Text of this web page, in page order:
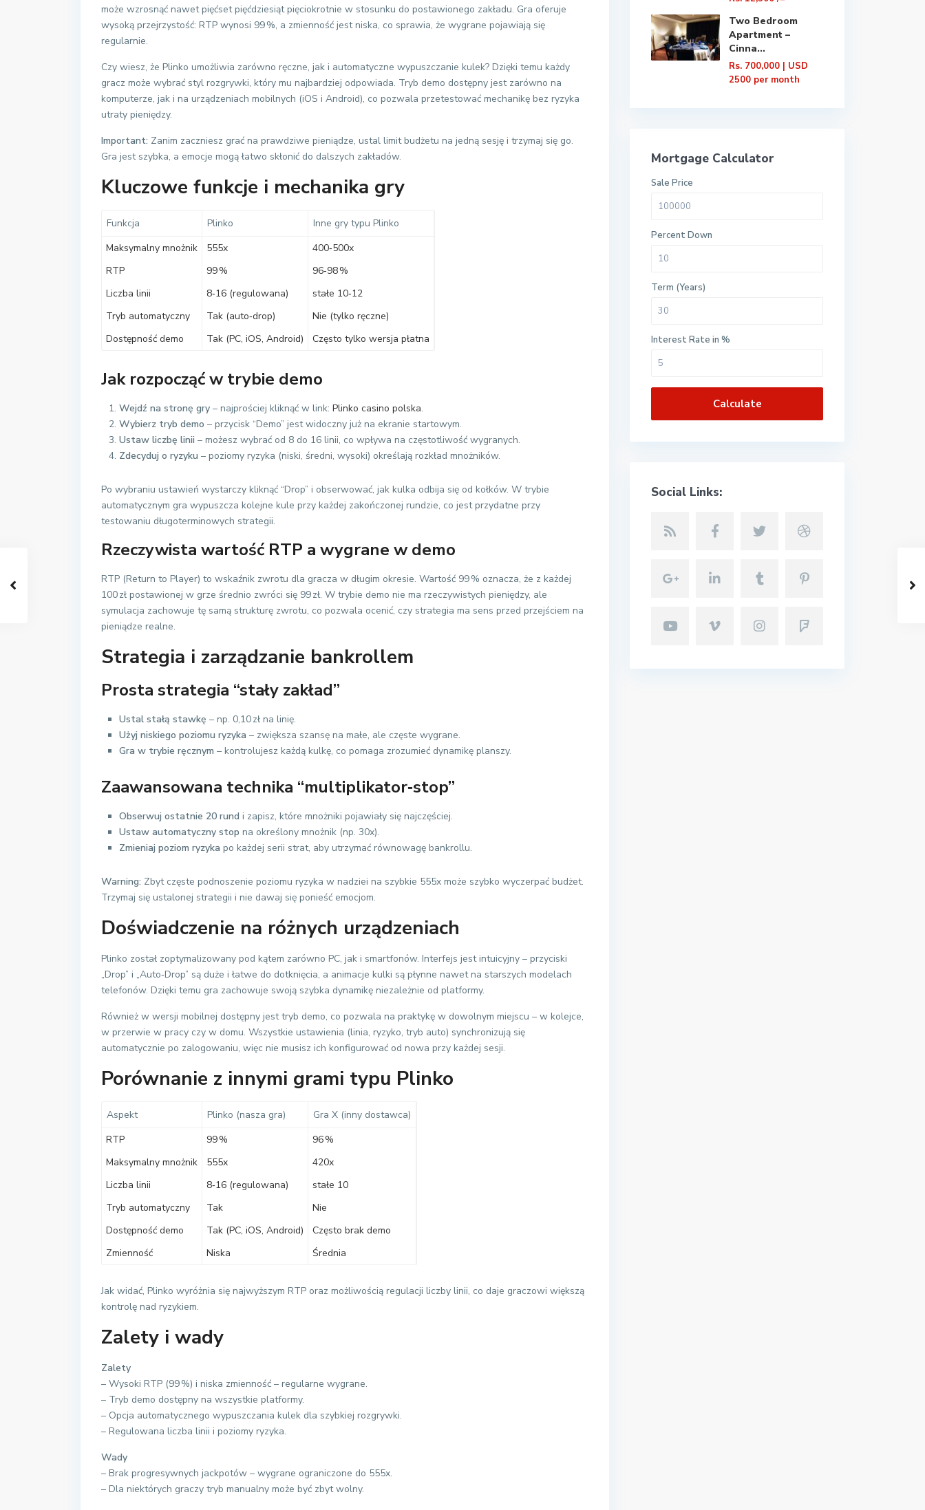
może wzrosnąć nawet pięćset pięćdziesiąt pięciokrotnie w stosunku do postawionego zakładu. Gra oferuje
wysoką przejrzystość: RTP wynosi 99 %, a zmienność jest niska, co sprawia, że wygrane pojawiają się
regularnie.
Czy wiesz, że Plinko umożliwia zarówno ręczne, jak i automatyczne wypuszczanie kulek? Dzięki temu każdy
gracz może wybrać styl rozgrywki, który mu najbardziej odpowiada. Tryb demo dostępny jest zarówno na
komputerze, jak i na urządzeniach mobilnych (iOS i Android), co pozwala przetestować mechanikę bez ryzyka
utraty pieniędzy.
Important: Zanim zaczniesz grać na prawdziwe pieniądze, ustal limit budżetu na jedną sesję i trzymaj się go.
Gra jest szybka, a emocje mogą łatwo skłonić do dalszych zakładów.
Kluczowe funkcje i mechanika gry
Funkcja Plinko
Inne gry typu Plinko
Maksymalny mnożnik
555x
400‑500x
RTP
99 %
96‑98 %
Liczba linii
8‑16 (regulowana)
stałe 10‑12
Tryb automatyczny
Tak (auto‑drop)
Nie (tylko ręczne)
Dostępność demo
Tak (PC, iOS, Android) Często tylko wersja płatna
Jak rozpocząć w trybie demo
Wejdź na stronę gry – najprościej kliknąć w link: Plinko casino polska.
Wybierz tryb demo – przycisk “Demo” jest widoczny już na ekranie startowym.
Ustaw liczbę linii – możesz wybrać od 8 do 16 linii, co wpływa na częstotliwość wygranych.
Zdecyduj o ryzyku – poziomy ryzyka (niski, średni, wysoki) określają rozkład mnożników.
Po wybraniu ustawień wystarczy kliknąć “Drop” i obserwować, jak kulka odbija się od kołków. W trybie
automatycznym gra wypuszcza kolejne kule przy każdej zakończonej rundzie, co jest przydatne przy
testowaniu długoterminowych strategii.
Rzeczywista wartość RTP a wygrane w demo
RTP (Return to Player) to wskaźnik zwrotu dla gracza w długim okresie. Wartość 99 % oznacza, że z każdej
100 zł postawionej w grze średnio zwróci się 99 zł. W trybie demo nie ma rzeczywistych pieniędzy, ale
symulacja zachowuje tę samą strukturę zwrotu, co pozwala ocenić, czy strategia ma sens przed przejściem na
pieniądze realne.
Strategia i zarządzanie bankrollem
Prosta strategia “stały zakład”
Ustal stałą stawkę – np. 0,10 zł na linię.
Użyj niskiego poziomu ryzyka – zwiększa szansę na małe, ale częste wygrane.
Gra w trybie ręcznym – kontrolujesz każdą kulkę, co pomaga zrozumieć dynamikę planszy.
Zaawansowana technika “multiplikator‑stop”
Obserwuj ostatnie 20 rund i zapisz, które mnożniki pojawiały się najczęściej.
Ustaw automatyczny stop na określony mnożnik (np. 30x).
Zmieniaj poziom ryzyka po każdej serii strat, aby utrzymać równowagę bankrollu.
Warning: Zbyt częste podnoszenie poziomu ryzyka w nadziei na szybkie 555x może szybko wyczerpać budżet.
Trzymaj się ustalonej strategii i nie dawaj się ponieść emocjom.
Doświadczenie na różnych urządzeniach
Plinko został zoptymalizowany pod kątem zarówno PC, jak i smartfonów. Interfejs jest intuicyjny – przyciski
„Drop” i „Auto‑Drop” są duże i łatwe do dotknięcia, a animacje kulki są płynne nawet na starszych modelach
telefonów. Dzięki temu gra zachowuje swoją szybka dynamikę niezależnie od platformy.
Również w wersji mobilnej dostępny jest tryb demo, co pozwala na praktykę w dowolnym miejscu – w kolejce,
w przerwie w pracy czy w domu. Wszystkie ustawienia (linia, ryzyko, tryb auto) synchronizują się
automatycznie po zalogowaniu, więc nie musisz ich konfigurować od nowa przy każdej sesji.
Porównanie z innymi grami typu Plinko
Aspekt Plinko (nasza gra)
Gra X (inny dostawca)
RTP
99 %
96 %
Maksymalny mnożnik
555x
420x
Liczba linii
8‑16 (regulowana)
stałe 10
Tryb automatyczny
Tak
Nie
Dostępność demo
Tak (PC, iOS, Android)
Często brak demo
Zmienność
Niska Średnia
Jak widać, Plinko wyróżnia się najwyższym RTP oraz możliwością regulacji liczby linii, co daje graczowi większą
kontrolę nad ryzykiem.
Zalety i wady
Zalety
– Wysoki RTP (99 %) i niska zmienność – regularne wygrane.
– Tryb demo dostępny na wszystkie platformy.
– Opcja automatycznego wypuszczania kulek dla szybkiej rozgrywki.
– Regulowana liczba linii i poziomy ryzyka.
Wady
– Brak progresywnych jackpotów – wygrane ograniczone do 555x.
– Dla niektórych graczy tryb manualny może być zbyt wolny.
Two Bedroom
Apartment –
Cinna...
Rs. 700,000 | USD
2500 per month
Mortgage Calculator
Sale Price
Percent Down
Term (Years)
Interest Rate in %
Calculate
Social Links: